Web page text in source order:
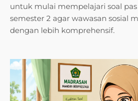
untuk mulai mempelajari soal pas
semester 2 agar wawasan sosial
dengan lebih komprehensif.